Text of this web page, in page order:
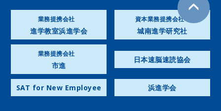
業務提携会社
進学教室浜進学会
資本業務提携会社
城南進学研究社
業務提携会社
市進
日本速脳速読協会
SAT for New Employee 浜進学会